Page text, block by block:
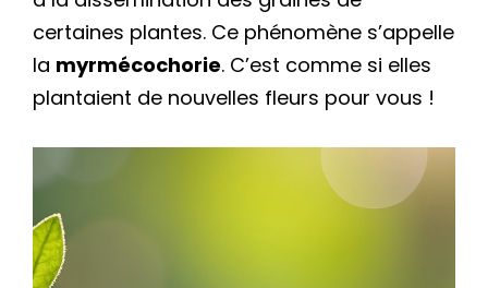
certaines plantes. Ce phénomène s’appelle
la myrmécochorie. C’est comme si elles
plantaient de nouvelles fleurs pour vous !